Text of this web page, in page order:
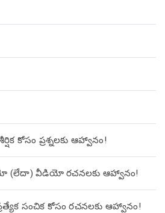
కోసం ప్రశ్నలకు ఆహ్వానం!
(లేదా) వీడియో రచనలకు ఆహ్వానం!
సంచిక కోసం రచనలకు ఆహ్వానం!